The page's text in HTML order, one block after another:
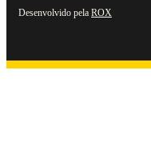
Desenvolvido pela ROX